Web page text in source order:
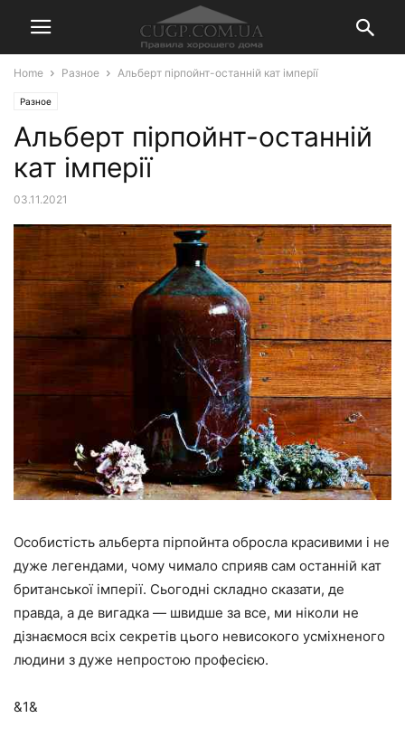
Home Разное Альберт пірпойнт-останній кат імперії
Разное
Альберт пірпойнт-останній
кат імперії
03.11.2021
Особистість альберта пірпойнта обросла красивими і не
дуже легендами, чому чимало сприяв сам останній кат
британської імперії. Сьогодні складно сказати, де
правда, а де вигадка — швидше за все, ми ніколи не
дізнаємося всіх секретів цього невисокого усміхненого
людини з дуже непростою професією.
&1&